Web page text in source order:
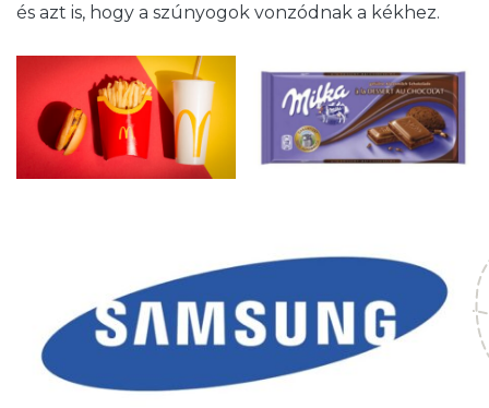
és azt is, hogy a szúnyogok vonzódnak a kékhez.